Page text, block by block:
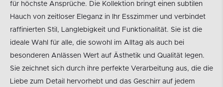
für höchste Ansprüche. Die Kollektion bringt einen subtilen
Hauch von zeitloser Eleganz in Ihr Esszimmer und verbindet
raffinierten Stil, Langlebigkeit und Funktionalität. Sie ist die
ideale Wahl für alle, die sowohl im Alltag als auch bei
besonderen Anlässen Wert auf Ästhetik und Qualität legen.
Sie zeichnet sich durch ihre perfekte Verarbeitung aus, die die
Liebe zum Detail hervorhebt und das Geschirr auf jedem